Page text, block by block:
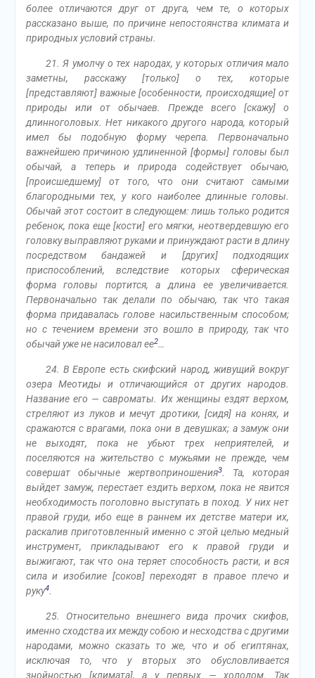
более отличаются друг от друга, чем те, о которых
рассказано выше, по причине непостоянства климата и
природных условий страны.
21. Я умолчу о тех народах, у которых отличия мало
заметны, расскажу [только] о тех, которые
[представляют] важные [особенности, происходящие] от
природы или от обычаев. Прежде всего [скажу] о
длинноголовых. Нет никакого другого народа, который
имел бы подобную форму черепа. Первоначально
важнейшею причиною удлиненной [формы] головы был
обычай, а теперь и природа содействует обычаю,
[происшедшему] от того, что они считают самыми
благородными тех, у кого наиболее длинные головы.
Обычай этот состоит в следующем: лишь только родится
ребенок, пока еще [кости] его мягки, неотвердевшую его
головку выправляют руками и принуждают расти в длину
посредством бандажей и [других] подходящих
приспособлений, вследствие которых сферическая
форма головы портится, а длина ее увеличивается.
Первоначально так делали по обычаю, так что такая
форма придавалась голове насильственным способом;
но с течением времени это вошло в природу, так что
обычай уже не насиловал ее2…
24. В Европе есть скифский народ, живущий вокруг
озера Меотиды и отличающийся от других народов.
Название его — савроматы. Их женщины ездят верхом,
стреляют из луков и мечут дротики, [сидя] на конях, и
сражаются с врагами, пока они в девушках; а замуж они
не выходят, пока не убьют трех неприятелей, и
поселяются на жительство с мужьями не прежде, чем
совершат обычные жертвоприношения3. Та, которая
выйдет замуж, перестает ездить верхом, пока не явится
необходимость поголовно выступать в поход. У них нет
правой груди, ибо еще в раннем их детстве матери их,
раскалив приготовленный именно с этой целью медный
инструмент, прикладывают его к правой груди и
выжигают, так что она теряет способность расти, и вся
сила и изобилие [соков] переходят в правое плечо и
руку4.
25. Относительно внешнего вида прочих скифов,
именно сходства их между собою и несходства с другими
народами, можно сказать то же, что и об египтянах,
исключая то, что у вторых это обусловливается
знойностью [климата], а у первых — холодом. Так